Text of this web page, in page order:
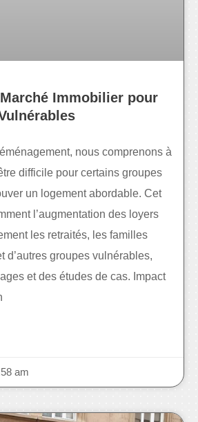
Immobilier pour
nous comprenons à
difficile pour certains groupes
un logement abordable. Cet
l’augmentation des loyers
les retraités, les familles
d’autres groupes vulnérables,
et des études de cas. Impact
am